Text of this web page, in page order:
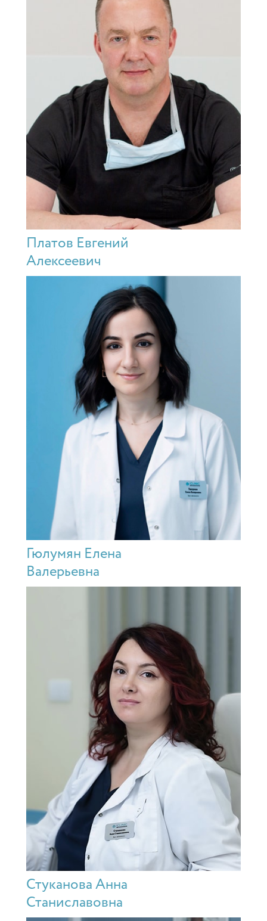
Платов Евгений
Алексеевич
Гюлумян Елена
Валерьевна
Стуканова Анна
Станиславовна